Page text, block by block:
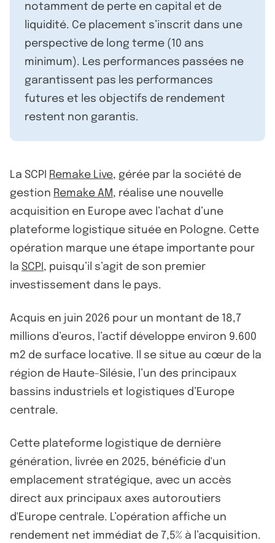
notamment de perte en capital et de
liquidité. Ce placement s’inscrit dans une
perspective de long terme (10 ans
minimum). Les performances passées ne
garantissent pas les performances
futures et les objectifs de rendement
restent non garantis.
La SCPI Remake Live, gérée par la société de
gestion Remake AM, réalise une nouvelle
acquisition en Europe avec l’achat d’une
plateforme logistique située en Pologne. Cette
opération marque une étape importante pour
la SCPI , puisqu’il s’agit de son premier
investissement dans le pays.
Acquis en juin 2026 pour un montant de 18,7
millions d’euros, l’actif développe environ 9.600
m2 de surface locative. Il se situe au cœur de la
région de Haute-Silésie, l’un des principaux
bassins industriels et logistiques d’Europe
centrale.
Cette plateforme logistique de dernière
génération, livrée en 2025, bénéficie d'un
emplacement stratégique, avec un accès
direct aux principaux axes autoroutiers
d'Europe centrale. L’opération affiche un
rendement net immédiat de 7,5% à l’acquisition.